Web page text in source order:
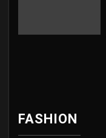
FASHION